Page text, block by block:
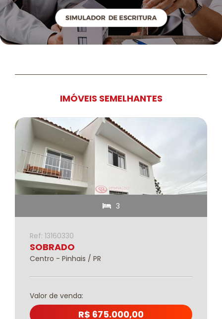
IMÓVEIS SEMELHANTES
3
Ref: 13160330
SOBRADO
Centro - Pinhais / PR
Valor de venda:
R$ 675.000,00